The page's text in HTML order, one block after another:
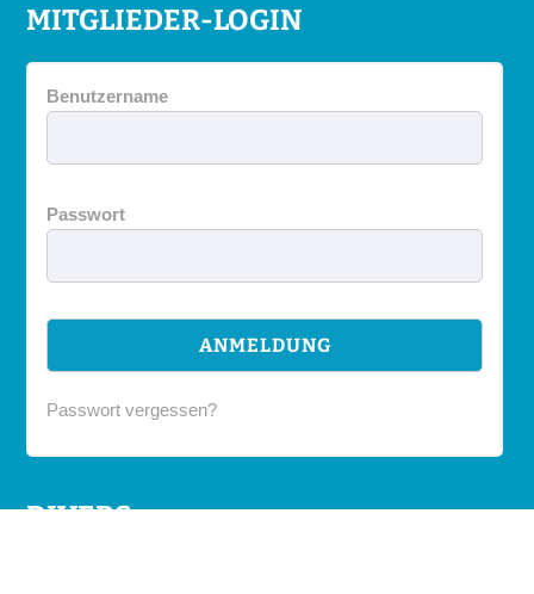
MITGLIEDER-LOGIN
Benutzername
Passwort
Passwort vergessen?
DIVERS